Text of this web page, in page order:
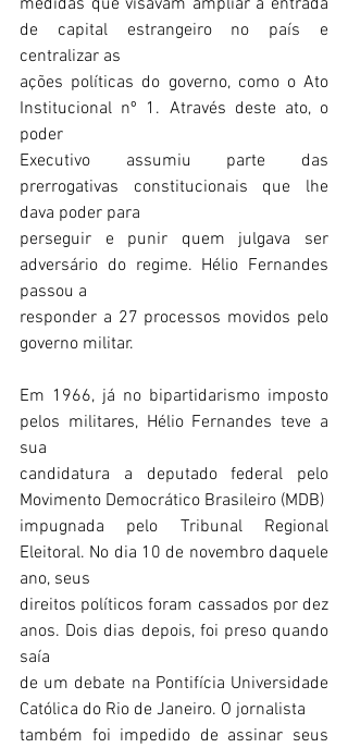
medidas que visavam ampliar a entrada
de capital estrangeiro no país e
centralizar as
ações políticas do governo, como o Ato
Institucional nº 1. Através deste ato, o
poder
Executivo assumiu parte das
prerrogativas constitucionais que lhe
dava poder para
perseguir e punir quem julgava ser
adversário do regime. Hélio Fernandes
passou a
responder a 27 processos movidos pelo
governo militar.
Em 1966, já no bipartidarismo imposto
pelos militares, Hélio Fernandes teve a
sua
candidatura a deputado federal pelo
Movimento Democrático Brasileiro (MDB)
impugnada pelo Tribunal Regional
Eleitoral. No dia 10 de novembro daquele
ano, seus
direitos políticos foram cassados por dez
anos. Dois dias depois, foi preso quando
saía
de um debate na Pontifícia Universidade
Católica do Rio de Janeiro. O jornalista
também foi impedido de assinar seus